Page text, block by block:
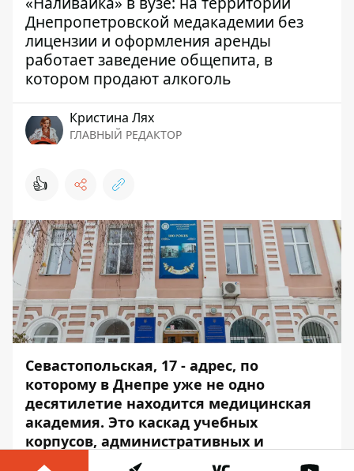
Днепропетровской медакадемии без
лицензии и оформления аренды
работает заведение общепита, в
котором продают алкоголь
Кристина Лях
ГЛАВНЫЙ РЕДАКТОР
👍
Севастопольская, 17 - адрес, по
которому в Днепре уже не одно
десятилетие находится медицинская
академия. Это каскад учебных
корпусов, административных и
вспомогательных зданий и… частное